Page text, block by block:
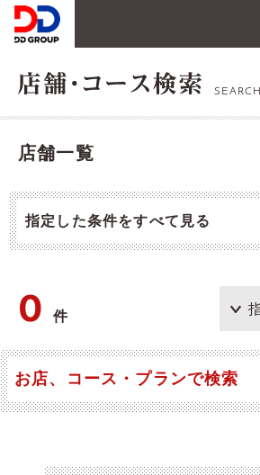
SEARCH
店舗一覧
指定した条件をすべて見る
0件
お店、コース・プランで検索